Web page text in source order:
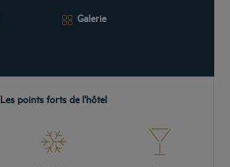
Galerie
Les points forts de l'hôtel